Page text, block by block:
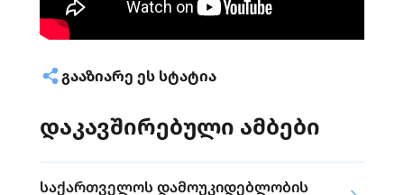
ᲒᲐᲐᲖᲘᲐᲠᲔ ᲔᲡ ᲡᲢᲐᲢᲘᲐ
დაკავშირებული ამბები
საქართველოს დამოუკიდებლობის